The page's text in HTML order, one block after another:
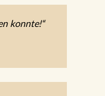
konnte!“